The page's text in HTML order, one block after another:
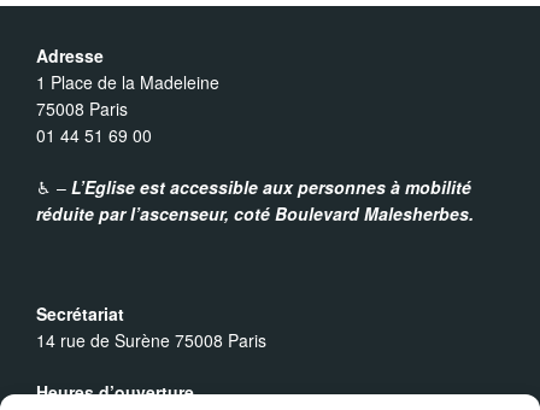
Adresse
1 Place de la Madeleine
75008 Paris
01 44 51 69 00
♿︎ – L’Eglise est accessible aux personnes à mobilité
réduite par l’ascenseur, coté Boulevard Malesherbes.
Secrétariat
14 rue de Surène 75008 Paris
Heures d’ouverture